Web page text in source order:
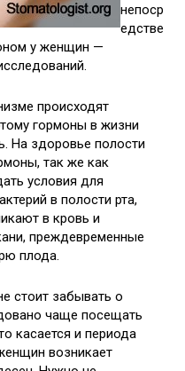
непоср
едстве
у женщин —
происходят
гормоны в жизни
На здоровье полости
так же как
условия для
в полости рта,
в кровь и
преждевременные
плода.
стоит забывать о
чаще посещать
касается и периода
возникает